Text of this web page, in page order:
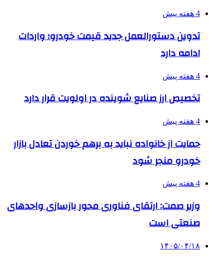
4 هفته پیش
تدوین دستورالعمل جدید قیمت خودرو؛ واردات
ادامه دارد
4 هفته پیش
تخصیص ارز صنایع شوینده در اولویت قرار دارد
4 هفته پیش
حمایت از خانواده نباید به برهم خوردن تعادل بازار
خودرو منجر شود
4 هفته پیش
وزیر صمت: ارتقای فناوری محور بازسازی واحدهای
صنعتی است
۱۴۰۵/۰۴/۱۸